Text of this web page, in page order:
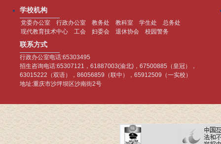
学校机构
党委办公室 行政办公室 教务处 教科室 学生处
总务处
现代教育技术中心
工会 妇委会 退休协会 校园警务
联系方式
行政办公室电话:65303495
招生咨询电话:65307121，61887003(渝北)，67500885（皇冠），
63015222（双语），86056859（联中），65912509（一实校）
地址:重庆市沙坪坝区沙南街2号